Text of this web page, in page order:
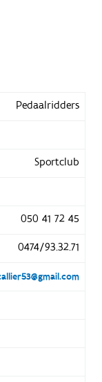
Pedaalridders
Sportclub
050 41 72 45
0474/93.32.71